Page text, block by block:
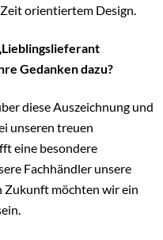
orientiertem Design.
Gedanken dazu?
diese Auszeichnung und
unseren treuen
eine besondere
Fachhändler unsere
Zukunft möchten wir ein